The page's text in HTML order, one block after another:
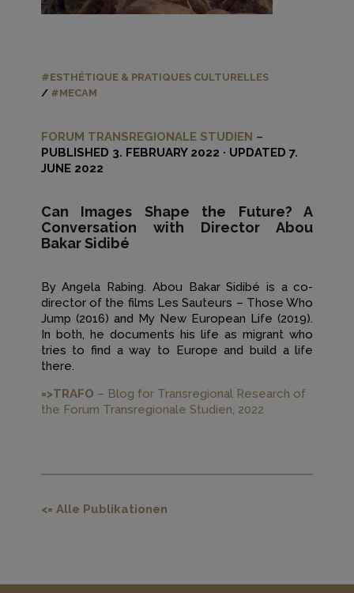
#ESTHÉTIQUE & PRATIQUES CULTURELLES
/ #MECAM
FORUM TRANSREGIONALE STUDIEN –
PUBLISHED 3. FEBRUARY 2022 · UPDATED 7.
JUNE 2022
Can Images Shape the Future? A
Conversation with Director Abou
Bakar Sidibé
By Angela Rabing. Abou Bakar Sidibé is a co-
director of the films Les Sauteurs – Those Who
Jump (2016) and My New European Life (2019).
In both, he documents his life as migrant who
tries to find a way to Europe and build a life
there.
=>TRAFO – Blog for Transregional Research of
the Forum Transregionale Studien, 2022
<= Alle Publikationen